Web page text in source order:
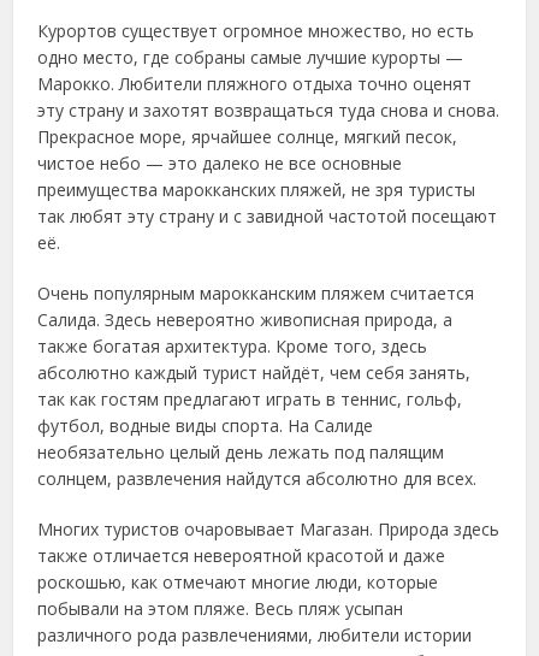
Курортов существует огромное множество, но есть
одно место, где собраны самые лучшие курорты —
Марокко. Любители пляжного отдыха точно оценят
эту страну и захотят возвращаться туда снова и снова.
Прекрасное море, ярчайшее солнце, мягкий песок,
чистое небо — это далеко не все основные
преимущества марокканских пляжей, не зря туристы
так любят эту страну и с завидной частотой посещают
её.
Очень популярным марокканским пляжем считается
Салида. Здесь невероятно живописная природа, а
также богатая архитектура. Кроме того, здесь
абсолютно каждый турист найдёт, чем себя занять,
так как гостям предлагают играть в теннис, гольф,
футбол, водные виды спорта. На Салиде
необязательно целый день лежать под палящим
солнцем, развлечения найдутся абсолютно для всех.
Многих туристов очаровывает Магазан. Природа здесь
также отличается невероятной красотой и даже
роскошью, как отмечают многие люди, которые
побывали на этом пляже. Весь пляж усыпан
различного рода развлечениями, любители истории